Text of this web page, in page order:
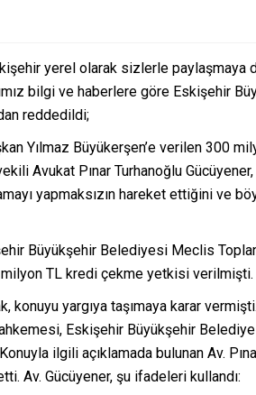
yerel olarak sizlerle paylaşmaya
bilgi ve haberlere göre Eskişehir
reddedildi;
Yılmaz Büyükerşen’e verilen 300
Avukat Pınar Turhanoğlu
yapmaksızın hareket ettiğini ve
Büyükşehir Belediyesi Meclis
TL kredi çekme yetkisi verilmişti.
konuyu yargıya taşımaya karar
Eskişehir Büyükşehir
ilgili açıklamada bulunan Av.
Av. Gücüyener, şu ifadeleri kullandı: